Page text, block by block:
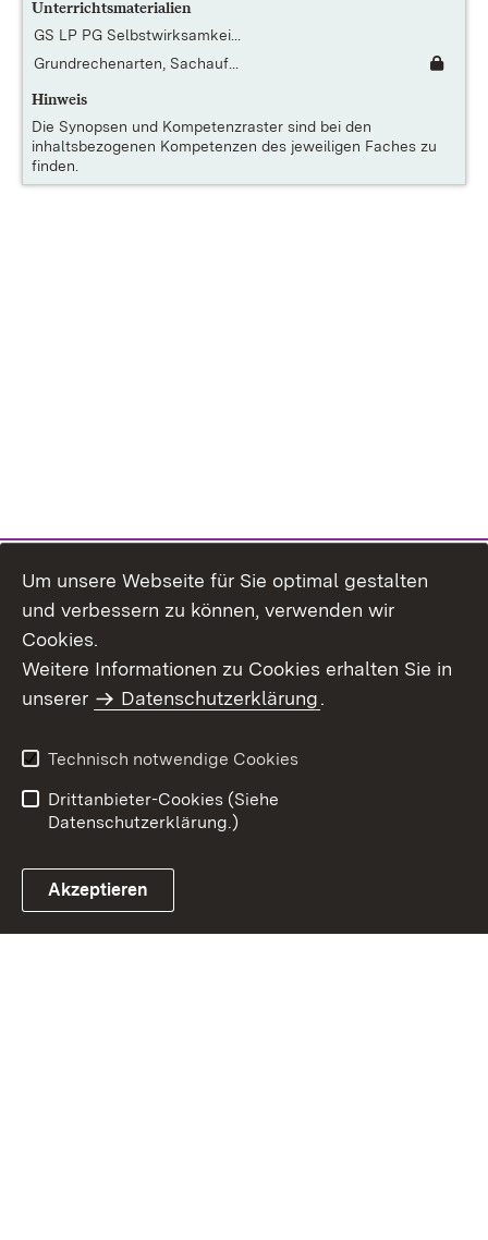
Unterrichtsmaterialien
GS LP PG Selbstwirksamkei...
Grundrechenarten, Sachauf...
Hinweis
Die Synopsen und Kompetenzraster sind bei den
inhaltsbezogenen Kompetenzen des jeweiligen Faches zu
finden.
Um unsere Webseite für Sie optimal gestalten
und verbessern zu können, verwenden wir
Cookies.
Weitere Informationen zu Cookies erhalten Sie in
unserer
Datenschutzerklärung.
Technisch notwendige Cookies
Drittanbieter-Cookies (Siehe
Datenschutzerklärung.)
Akzeptieren